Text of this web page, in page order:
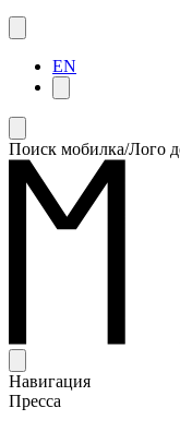
EN
Поиск мобилка/Лого
Навигация
Пресса